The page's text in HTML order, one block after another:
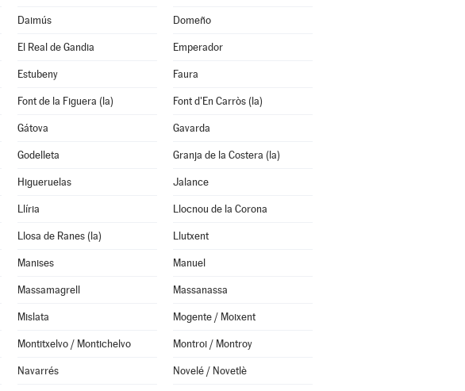
Daimús Domeño
El Real de Gandia Emperador
Estubeny Faura
Font de la Figuera (la) Font d'En Carròs (la)
Gátova Gavarda
Godelleta Granja de la Costera (la)
Higueruelas Jalance
Llíria Llocnou de la Corona
Llosa de Ranes (la) Llutxent
Manises Manuel
Massamagrell Massanassa
Mislata Mogente / Moixent
Montitxelvo / Montichelvo Montroi / Montroy
Navarrés Novelé / Novetlè